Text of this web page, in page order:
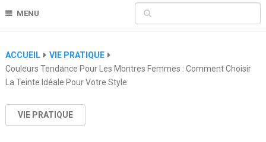
MENU
ACCUEIL
VIE PRATIQUE
Couleurs Tendance Pour Les Montres Femmes : Comment Choisir
La Teinte Idéale Pour Votre Style
VIE PRATIQUE